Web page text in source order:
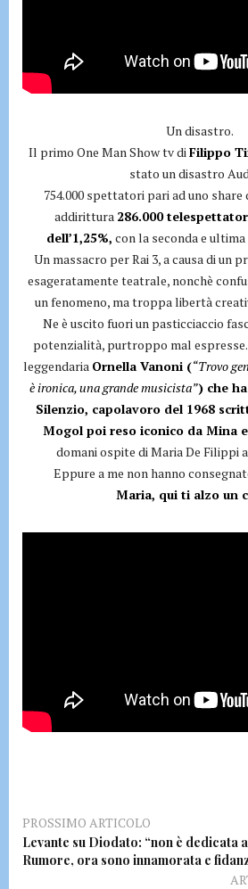
Un disastro.
Il primo One Man Show tv diFilippo
stato un disastro
754.000 spettatori pari ad uno share
addirittura 286.000
dell’1,25%, con la seconda e
Un massacro per Rai 3, a causa di un
esageratamente teatrale, nonchè
un fenomeno, ma troppa libertà
Ne è uscito fuori un pasticciaccio
potenzialità, purtroppo mal
leggendaria Ornella Vanoni (“Trovo
è ironica, una grande musicista”) che
Silenzio, capolavoro del 1968
Mogol poi reso iconico da Mina
domani ospite di Maria De Filippi a
Eppure a me non hanno
Maria, qui ti alzo un
PROSSIMO ARTICOLO
Levante su Diodato: “non è dedicata
Rumore, ora sono innamorata e